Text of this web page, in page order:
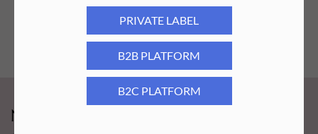
PRIVATE LABEL
B2B PLATFORM
B2C PLATFORM
Newsy Aba Group!